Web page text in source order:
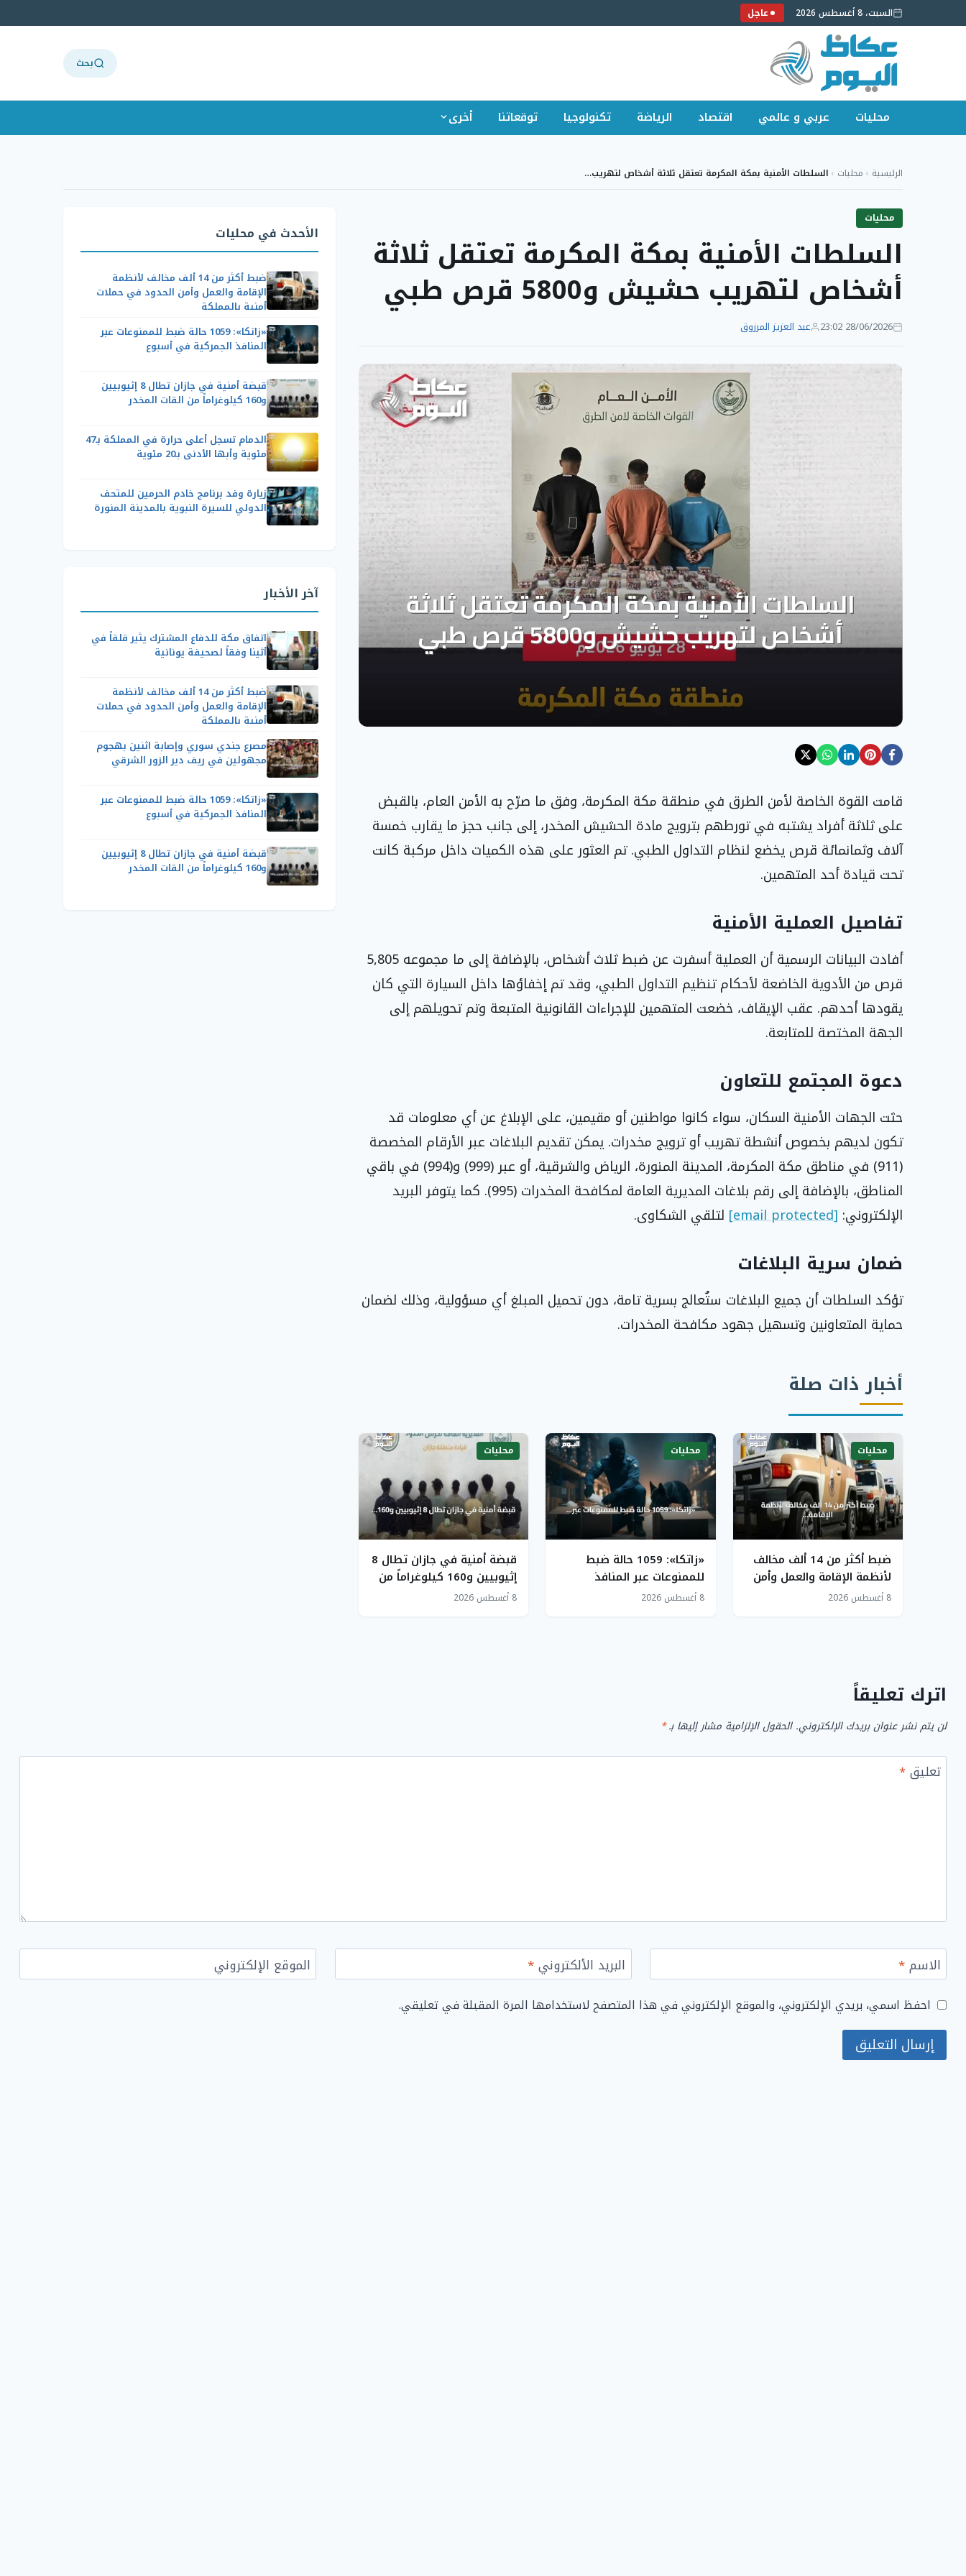
السبت، 8 أغسطس 2026 عاجل
بحث
محليات عربي و عالمي اقتصاد الرياضة تكنولوجيا توقعاتنا أخرى
الرئيسية › محليات › السلطات الأمنية بمكة المكرمة تعتقل ثلاثة أشخاص لتهريب…
محليات
السلطات الأمنية بمكة المكرمة تعتقل ثلاثة
أشخاص لتهريب حشيش و5800 قرص طبي
28/06/2026 23:02 عبد العزيز المرزوق
قامت القوة الخاصة لأمن الطرق في منطقة مكة المكرمة، وفق ما صرّح به الأمن العام، بالقبض
على ثلاثة أفراد يشتبه في تورطهم بترويج مادة الحشيش المخدر، إلى جانب حجز ما يقارب خمسة
آلاف وثمانمائة قرص يخضع لنظام التداول الطبي. تم العثور على هذه الكميات داخل مركبة كانت
تحت قيادة أحد المتهمين.
تفاصيل العملية الأمنية
أفادت البيانات الرسمية أن العملية أسفرت عن ضبط ثلاث أشخاص، بالإضافة إلى ما مجموعه 5,805
قرص من الأدوية الخاضعة لأحكام تنظيم التداول الطبي، وقد تم إخفاؤها داخل السيارة التي كان
يقودها أحدهم. عقب الإيقاف، خضعت المتهمين للإجراءات القانونية المتبعة وتم تحويلهم إلى
الجهة المختصة للمتابعة.
دعوة المجتمع للتعاون
حثت الجهات الأمنية السكان، سواء كانوا مواطنين أو مقيمين، على الإبلاغ عن أي معلومات قد
تكون لديهم بخصوص أنشطة تهريب أو ترويج مخدرات. يمكن تقديم البلاغات عبر الأرقام المخصصة
(911) في مناطق مكة المكرمة، المدينة المنورة، الرياض والشرقية، أو عبر (999) و(994) في باقي
المناطق، بالإضافة إلى رقم بلاغات المديرية العامة لمكافحة المخدرات (995). كما يتوفر البريد
الإلكتروني: [email protected] لتلقي الشكاوى.
ضمان سرية البلاغات
تؤكد السلطات أن جميع البلاغات ستُعالج بسرية تامة، دون تحميل المبلغ أي مسؤولية، وذلك لضمان
حماية المتعاونين وتسهيل جهود مكافحة المخدرات.
أخبار ذات صلة
محليات
ضبط أكثر من 14 ألف مخالف
لأنظمة الإقامة والعمل وأمن
الحدود في حملات أمنية
8 أغسطس 2026
محليات
«زاتكا»: 1059 حالة ضبط
للممنوعات عبر المنافذ
الجمركية في أسبوع
8 أغسطس 2026
محليات
قبضة أمنية في جازان تطال 8
إثيوبيين و160 كيلوغراماً من
القات المخدر
8 أغسطس 2026
الأحدث في محليات
ضبط أكثر من 14 ألف مخالف لأنظمة
الإقامة والعمل وأمن الحدود في حملات
أمنية بالمملكة
«زاتكا»: 1059 حالة ضبط للممنوعات عبر
المنافذ الجمركية في أسبوع
قبضة أمنية في جازان تطال 8 إثيوبيين
و160 كيلوغراماً من القات المخدر
الدمام تسجل أعلى حرارة في المملكة بـ47
مئوية وأبها الأدنى بـ20 مئوية
زيارة وفد برنامج خادم الحرمين للمتحف
الدولي للسيرة النبوية بالمدينة المنورة
آخر الأخبار
اتفاق مكة للدفاع المشترك يثير قلقاً في
أثينا وفقاً لصحيفة يونانية
ضبط أكثر من 14 ألف مخالف لأنظمة
الإقامة والعمل وأمن الحدود في حملات
أمنية بالمملكة
مصرع جندي سوري وإصابة اثنين بهجوم
مجهولين في ريف دير الزور الشرقي
«زاتكا»: 1059 حالة ضبط للممنوعات عبر
المنافذ الجمركية في أسبوع
قبضة أمنية في جازان تطال 8 إثيوبيين
و160 كيلوغراماً من القات المخدر
اترك تعليقاً
لن يتم نشر عنوان بريدك الإلكتروني. الحقول الإلزامية مشار إليها بـ*
تعليق*
الاسم* البريد الألكتروني* الموقع الإلكتروني
احفظ اسمي، بريدي الإلكتروني، والموقع الإلكتروني في هذا المتصفح لاستخدامها المرة المقبلة في تعليقي.